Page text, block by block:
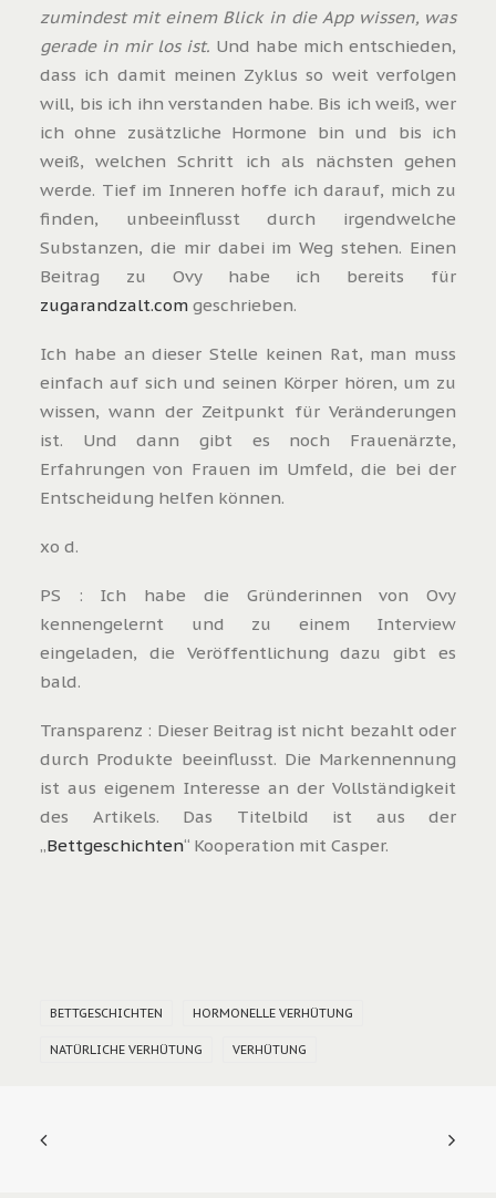
zumindest mit einem Blick in die App wissen, was
gerade in mir los ist. Und habe mich entschieden,
dass ich damit meinen Zyklus so weit verfolgen
will, bis ich ihn verstanden habe. Bis ich weiß, wer
ich ohne zusätzliche Hormone bin und bis ich
weiß, welchen Schritt ich als nächsten gehen
werde. Tief im Inneren hoffe ich darauf, mich zu
finden, unbeeinflusst durch irgendwelche
Substanzen, die mir dabei im Weg stehen. Einen
Beitrag zu Ovy habe ich bereits für
zugarandzalt.com geschrieben.
Ich habe an dieser Stelle keinen Rat, man muss
einfach auf sich und seinen Körper hören, um zu
wissen, wann der Zeitpunkt für Veränderungen
ist. Und dann gibt es noch Frauenärzte,
Erfahrungen von Frauen im Umfeld, die bei der
Entscheidung helfen können.
xo d.
PS : Ich habe die Gründerinnen von Ovy
kennengelernt und zu einem Interview
eingeladen, die Veröffentlichung dazu gibt es
bald.
Transparenz : Dieser Beitrag ist nicht bezahlt oder
durch Produkte beeinflusst. Die Markennennung
ist aus eigenem Interesse an der Vollständigkeit
des Artikels. Das Titelbild ist aus der
„Bettgeschichten“ Kooperation mit Casper.
BETTGESCHICHTEN HORMONELLE VERHÜTUNG
NATÜRLICHE VERHÜTUNG VERHÜTUNG